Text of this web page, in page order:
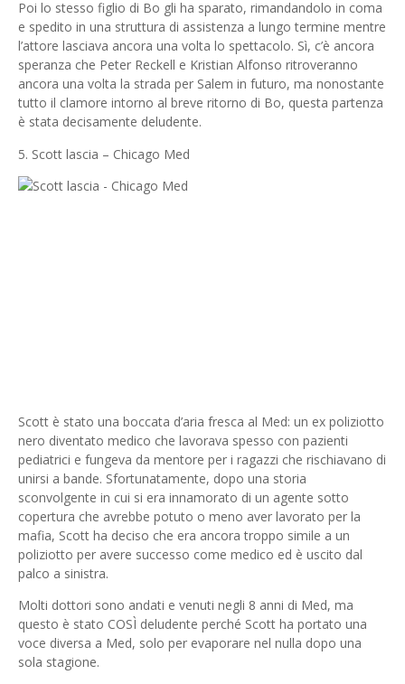
Poi lo stesso figlio di Bo gli ha sparato, rimandandolo in coma
e spedito in una struttura di assistenza a lungo termine mentre
l’attore lasciava ancora una volta lo spettacolo. Sì, c’è ancora
speranza che Peter Reckell e Kristian Alfonso ritroveranno
ancora una volta la strada per Salem in futuro, ma nonostante
tutto il clamore intorno al breve ritorno di Bo, questa partenza
è stata decisamente deludente.
5. Scott lascia – Chicago Med
Scott è stato una boccata d’aria fresca al Med: un ex poliziotto
nero diventato medico che lavorava spesso con pazienti
pediatrici e fungeva da mentore per i ragazzi che rischiavano di
unirsi a bande. Sfortunatamente, dopo una storia
sconvolgente in cui si era innamorato di un agente sotto
copertura che avrebbe potuto o meno aver lavorato per la
mafia, Scott ha deciso che era ancora troppo simile a un
poliziotto per avere successo come medico ed è uscito dal
palco a sinistra.
Molti dottori sono andati e venuti negli 8 anni di Med, ma
questo è stato COSÌ deludente perché Scott ha portato una
voce diversa a Med, solo per evaporare nel nulla dopo una
sola stagione.